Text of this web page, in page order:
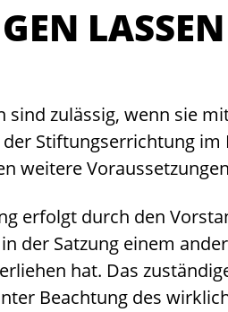
LASSEN
sind zulässig, wenn sie
Stiftungserrichtung im
weitere
erfolgt durch den
der Satzung einem
hat. Das
Beachtung des